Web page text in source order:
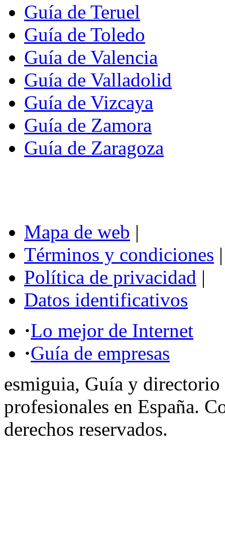
Guía de Teruel
Guía de Toledo
Guía de Valencia
Guía de Valladolid
Guía de Vizcaya
Guía de Zamora
Guía de Zaragoza
Mapa de web |
Términos y condiciones |
Política de privacidad |
Datos identificativos
·Lo mejor de Internet
·Guía de empresas
esmiguia, Guía y directorio
profesionales en España.
derechos reservados.